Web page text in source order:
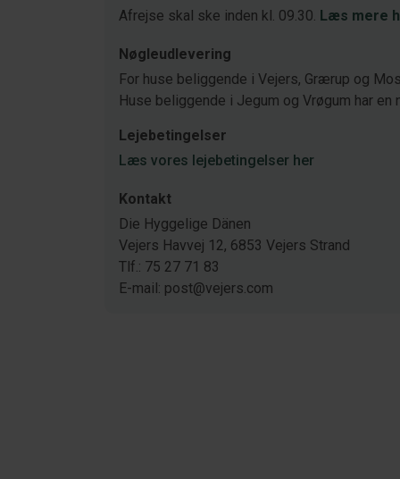
Afrejse skal ske inden kl. 09.30. Læs mere
Nøgleudlevering
For huse beliggende i Vejers, Grærup og
Huse beliggende i Jegum og Vrøgum har
Lejebetingelser
Læs vores lejebetingelser her
Kontakt
Die Hyggelige Dänen
Vejers Havvej 12, 6853 Vejers Strand
Tlf.: 75 27 71 83
E-mail: post@vejers.com